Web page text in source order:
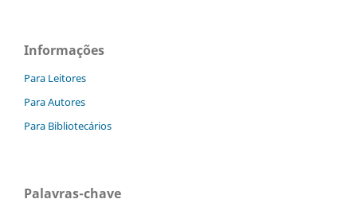
Informações
Para Leitores
Para Autores
Para Bibliotecários
Palavras-chave